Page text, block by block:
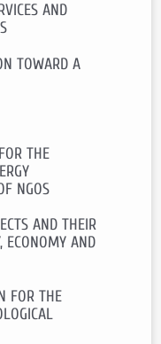
AND
Poctefa/ UE
TOWARD A
view/anr-
THE
NGOS
Nationale
15-CE05-0008
AND THEIR
ECONOMY AND
ANR-14-
FOR THE